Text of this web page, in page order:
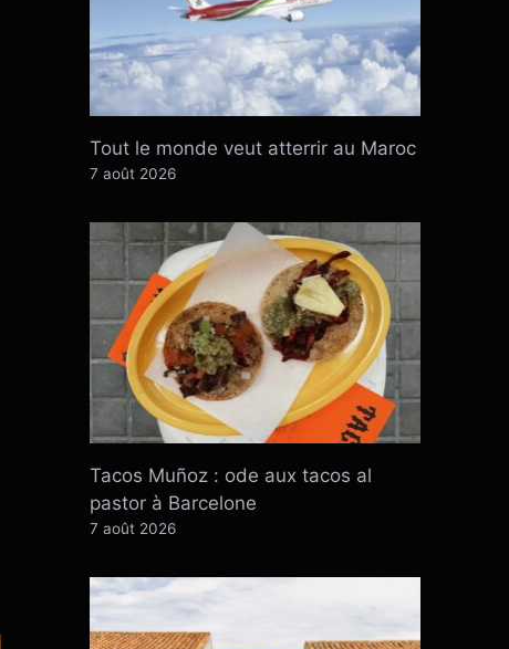
Tout le monde veut atterrir au Maroc
7 août 2026
Tacos Muñoz : ode aux tacos al
pastor à Barcelone
7 août 2026